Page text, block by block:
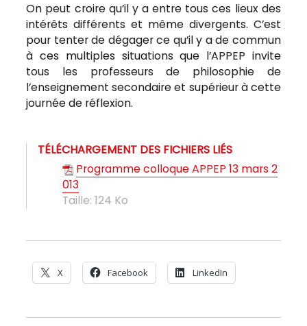
On peut croire qu’il y a entre tous ces lieux des
intérêts différents et même divergents. C’est
pour tenter de dégager ce qu’il y a de commun
à ces multiples situations que l’APPEP invite
tous les professeurs de philosophie de
l’enseignement secondaire et supérieur à cette
journée de réflexion.
TÉLÉCHARGEMENT DES FICHIERS LIÉS
Programme colloque APPEP 13 mars 2
013
Taille: 124 Ko
X Facebook LinkedIn